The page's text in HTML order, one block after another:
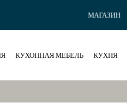
МАГАЗИН
КУХОННАЯ МЕБЕЛЬ КУХНЯ